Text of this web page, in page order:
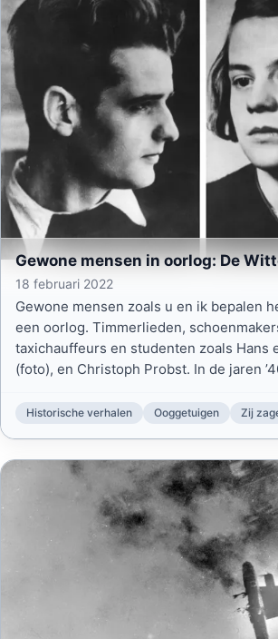
Gewone mensen in oorlog: De
18 februari 2022
Gewone mensen zoals u en ik bepalen
een oorlog. Timmerlieden,
taxichauffeurs en studenten zoals Hans
(foto), en Christoph Probst. In de jaren
die in München intellectuele pamfletten
Historische verhalen Ooggetuigen Zij